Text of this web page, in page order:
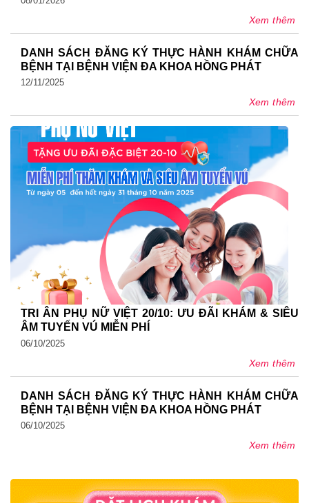
Xem thêm
DANH SÁCH ĐĂNG KÝ THỰC HÀNH KHÁM CHỮA
BỆNH TẠI BỆNH VIỆN ĐA KHOA HỒNG PHÁT
12/11/2025
Xem thêm
TRI ÂN PHỤ NỮ VIỆT 20/10: ƯU ĐÃI KHÁM & SIÊU
ÂM TUYẾN VÚ MIỄN PHÍ
06/10/2025
Xem thêm
DANH SÁCH ĐĂNG KÝ THỰC HÀNH KHÁM CHỮA
BỆNH TẠI BỆNH VIỆN ĐA KHOA HỒNG PHÁT
06/10/2025
Xem thêm